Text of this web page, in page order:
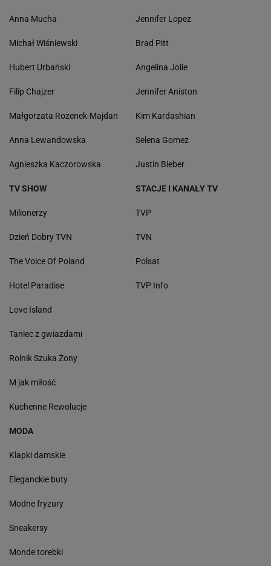
Anna Mucha
Michał Wiśniewski
Hubert Urbański
Filip Chajzer
Małgorzata Rozenek-Majdan
Anna Lewandowska
Agnieszka Kaczorowska
Jennifer Lopez
Brad Pitt
Angelina Jolie
Jennifer Aniston
Kim Kardashian
Selena Gomez
Justin Bieber
TV SHOW
Milionerzy
Dzień Dobry TVN
The Voice Of Poland
Hotel Paradise
Love Island
Taniec z gwiazdami
Rolnik Szuka Żony
M jak miłość
Kuchenne Rewolucje
STACJE I KANAŁY TV
TVP
TVN
Polsat
TVP Info
MODA
Klapki damskie
Eleganckie buty
Modne fryzury
Sneakersy
Monde torebki